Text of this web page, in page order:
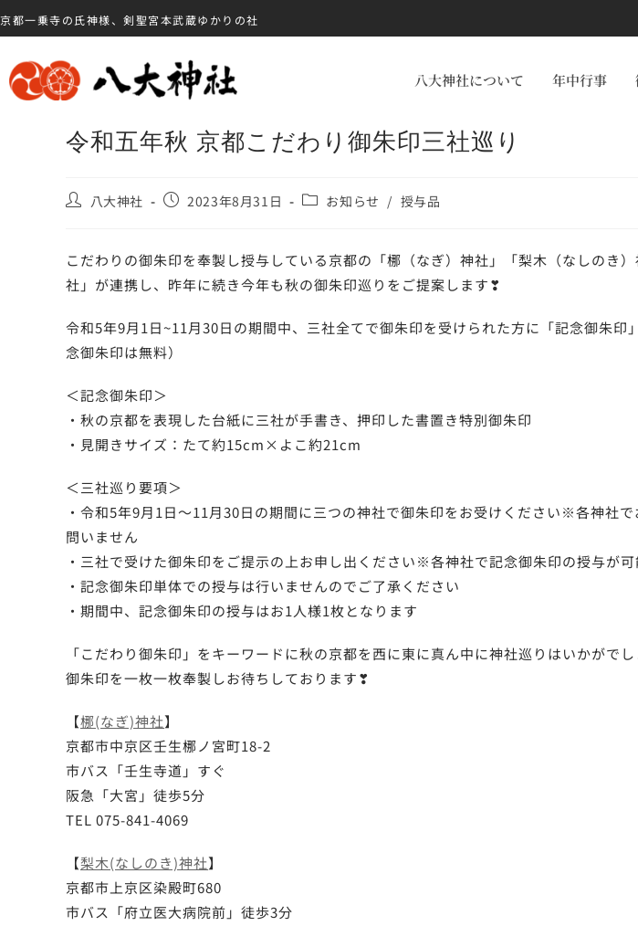
京都一乗寺の氏神様、剣聖宮本武蔵ゆかりの社
八大神社について 年中行事
令和五年秋 京都こだわり御朱印三社巡り
八大神社 2023年8月31日 お知らせ / 授与品
こだわりの御朱印を奉製し授与している京都の「梛（なぎ）神社」「梨木（なしのき
社」が連携し、昨年に続き今年も秋の御朱印巡りをご提案します❣
令和5年9月1日~11月30日の期間中、三社全てで御朱印を受けられた方に「記念御朱印
念御朱印は無料）
＜記念御朱印＞
・秋の京都を表現した台紙に三社が手書き、押印した書置き特別御朱印
・見開きサイズ：たて約15cm×よこ約21cm
＜三社巡り要項＞
・令和5年9月1日～11月30日の期間に三つの神社で御朱印をお受けください※各神社
問いません
・三社で受けた御朱印をご提示の上お申し出ください※各神社で記念御朱印の授与が可
・記念御朱印単体での授与は行いませんのでご了承ください
・期間中、記念御朱印の授与はお1人様1枚となります
「こだわり御朱印」をキーワードに秋の京都を西に東に真ん中に神社巡りはいかがで
御朱印を一枚一枚奉製しお待ちしております❣
【梛(なぎ)神社】
京都市中京区壬生梛ノ宮町18-2
市バス「壬生寺道」すぐ
阪急「大宮」徒歩5分
TEL 075-841-4069
【梨木(なしのき)神社】
京都市上京区染殿町680
市バス「府立医大病院前」徒歩3分